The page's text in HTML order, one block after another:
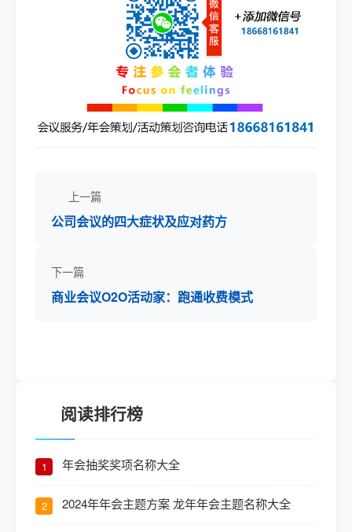
上一篇
公司会议的四大症状及应对药方
下一篇
商业会议O2O活动家：跑通收费模式
阅读排行榜
1 年会抽奖奖项名称大全
2 2024年年会主题方案 龙年年会主题名称大全